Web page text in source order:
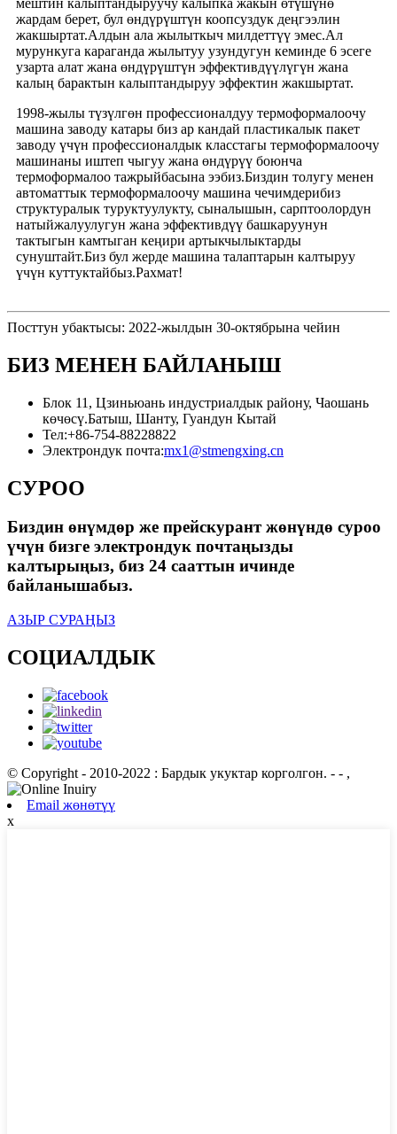
жардам берет, бул өндүрүштүн коопсуздук деңгээлин
жакшыртат.Алдын ала жылыткыч милдеттүү эмес.Ал
мурункуга караганда жылытуу узундугун кеминде 6 эсеге
узарта алат жана өндүрүштүн эффективдүүлүгүн жана
калың барактын калыптандыруу эффектин жакшыртат.
1998-жылы түзүлгөн профессионалдуу термоформалоочу
машина заводу катары биз ар кандай пластикалык пакет
заводу үчүн профессионалдык класстагы термоформалоочу
машинаны иштеп чыгуу жана өндүрүү боюнча
термоформалоо тажрыйбасына ээбиз.Биздин толугу менен
автоматтык термоформалоочу машина чечимдерибиз
структуралык туруктуулукту, сыналышын, сарптоолордун
натыйжалуулугун жана эффективдүү башкаруунун
тактыгын камтыган кеңири артыкчылыктарды
сунуштайт.Биз бул жерде машина талаптарын калтыруу
үчүн куттуктайбыз.Рахмат!
Посттун убактысы: 2022-жылдын 30-октябрына чейин
БИЗ МЕНЕН БАЙЛАНЫШ
Блок 11, Цзиньюань индустриалдык району, Чаошань
көчөсү.Батыш, Шанту, Гуандун Кытай
Тел:+86-754-88228822
Электрондук почта:mx1@stmengxing.cn
СУРОО
Биздин өнүмдөр же прейскурант жөнүндө суроо
үчүн бизге электрондук почтаңызды
калтырыңыз, биз 24 сааттын ичинде
байланышабыз.
АЗЫР СУРАҢЫЗ
СОЦИАЛДЫК
© Copyright - 2010-2022 : Бардык укуктар корголгон. - - ,
Email жөнөтүү
x